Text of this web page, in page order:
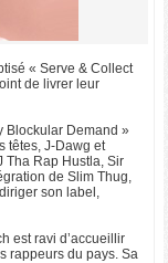
« Serve & Collect
de livrer leur
Blockular Demand »
têtes, J-Dawg et
Tha Rap Hustla, Sir
de Slim Thug,
son label,
est ravi d’accueillir
rappeurs du pays. Sa